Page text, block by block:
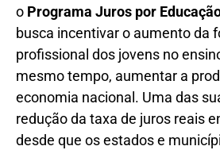
o Programa Juros por
busca incentivar o aumento da
profissional dos jovens no
mesmo tempo, aumentar a
economia nacional. Uma das
redução da taxa de juros reais
desde que os estados e